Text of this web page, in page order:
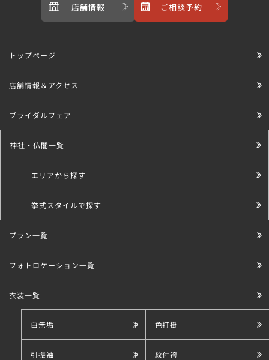
店舗情報 ご相談予約
トップページ
店舗情報＆アクセス
ブライダルフェア
神社・仏閣一覧
エリアから探す
挙式スタイルで探す
こだわり条件で探す
プラン一覧
フォトロケーション一覧
衣装一覧
白無垢 色打掛
引振袖 紋付袴